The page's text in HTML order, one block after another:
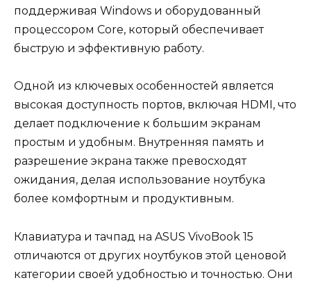
поддерживая Windows и оборудованный
процессором Core, который обеспечивает
быструю и эффективную работу.
Одной из ключевых особенностей является
высокая доступность портов, включая HDMI, что
делает подключение к большим экранам
простым и удобным. Внутренняя память и
разрешение экрана также превосходят
ожидания, делая использование ноутбука
более комфортным и продуктивным.
Клавиатура и тачпад на ASUS VivoBook 15
отличаются от других ноутбуков этой ценовой
категории своей удобностью и точностью. Они